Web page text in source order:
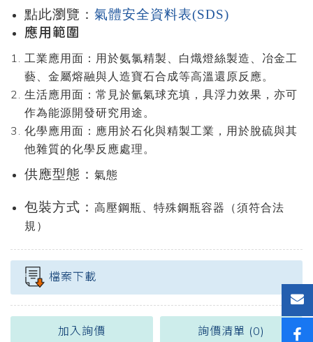
點此瀏覽： 氣體安全資料表(SDS)
應用範圍
工業應用面：用於氨氯精製、白熾燈絲製造、冶金工
藝、金屬熔融與人造寶石合成等高溫還原反應。
生活應用面：常見於氫氣球充填，具浮力效果，亦可
作為能源開發研究用途。
化學應用面：應用於石化與精製工業，用於脫硫與其
他雜質的化學反應處理。
供應型態： 氣態
包裝方式： 高壓鋼瓶、特殊鋼瓶容器（須符合法
規）
檔案下載
加入詢價 詢價清單 (0)